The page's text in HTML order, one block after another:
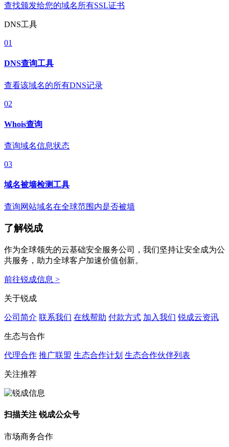
查找颁发给您的域名所有SSL证书
DNS工具
01
DNS查询工具
查看该域名的所有DNS记录
02
Whois查询
查询域名信息状态
03
域名被墙检测工具
查询网站域名在全球范围内是否被墙
了解锐成
作为全球领先的云基础安全服务公司，我们坚持让安全成为公
共服务，助力全球客户加速价值创新。
前往锐成信息 >
关于锐成
公司简介 联系我们 在线帮助 付款方式 加入我们 锐成云资讯
生态与合作
代理合作 推广联盟 生态合作计划 生态合作伙伴列表
关注推荐
扫描关注 锐成公众号
市场商务合作